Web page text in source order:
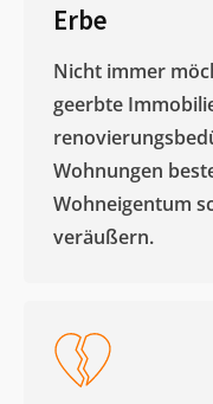
Erbe
Nicht immer
geerbte
Wohnungen
Wohneigentum
veräußern. ​